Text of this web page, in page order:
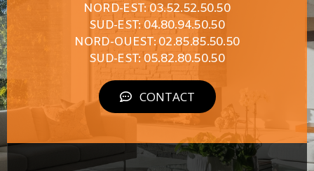
NORD-EST: 03.52.52.50.50
SUD-EST: 04.80.94.50.50
NORD-OUEST: 02.85.85.50.50
SUD-EST: 05.82.80.50.50
CONTACT